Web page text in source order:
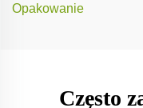
Opakowanie
Często